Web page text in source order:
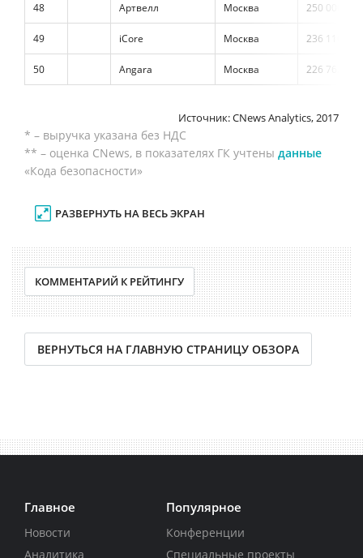
48 Артвелл Москва 250 000
49 iCore Москва 236 110
50 Angara Москва 226 762
Источник: CNews Analytics, 2017
* – выручка указана без НДС
** – оценка CNews, в показателях ГК учтены данные
«Кода безопасности»
РАЗВЕРНУТЬ НА ВЕСЬ ЭКРАН
КОММЕНТАРИЙ К РЕЙТИНГУ
ВЕРНУТЬСЯ НА ГЛАВНУЮ СТРАНИЦУ ОБЗОРА
Главное
Новости
Аналитика
Популярное
Конференции
Специальные проекты